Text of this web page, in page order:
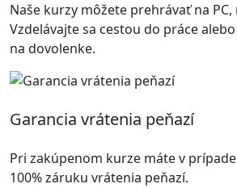
Naše kurzy môžete prehrávať na
Vzdelávajte sa cestou do práce
na dovolenke.
Garancia vrátenia peňazí
Pri zakúpenom kurze máte v
100% záruku vrátenia peňazí.